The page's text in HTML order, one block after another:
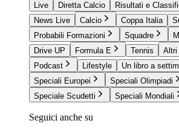
Live
Diretta Calcio
Risultati e
News Live
Calcio Coppa Italia
Probabili Formazioni
Squadre
Drive UP
Formula E Tennis Altri
Podcast
Lifestyle
Un libro a
Speciali Europei
Speciali Olimpiadi
Speciale Scudetti
Speciali Mondiali
Seguici anche su